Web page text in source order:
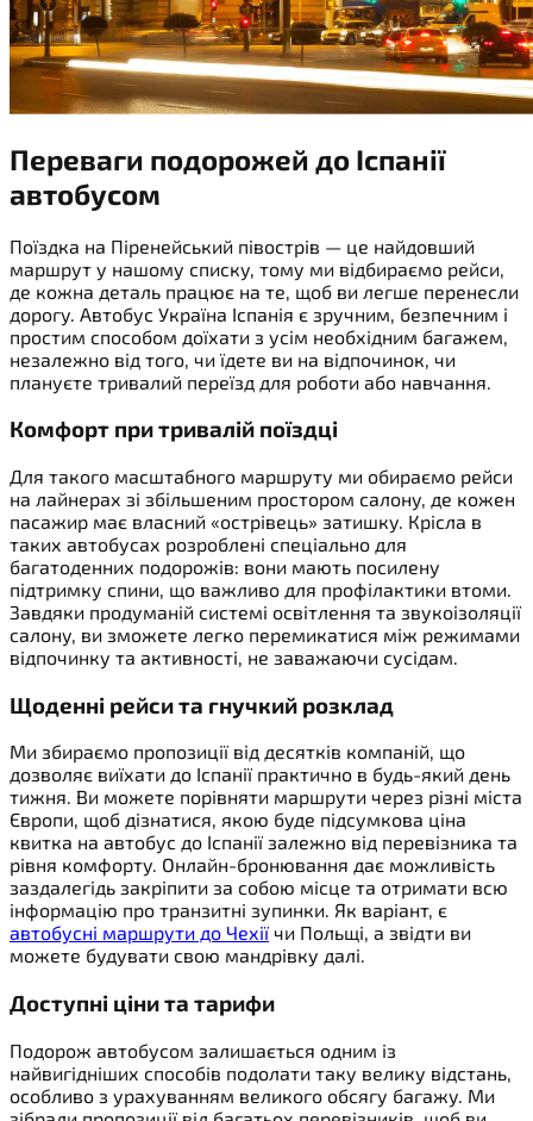
Переваги подорожей до Іспанії
автобусом
Поїздка на Піренейський півострів — це найдовший
маршрут у нашому списку, тому ми відбираємо рейси,
де кожна деталь працює на те, щоб ви легше перенесли
дорогу. Автобус Україна Іспанія є зручним, безпечним і
простим способом доїхати з усім необхідним багажем,
незалежно від того, чи їдете ви на відпочинок, чи
плануєте тривалий переїзд для роботи або навчання.
Комфорт при тривалій поїздці
Для такого масштабного маршруту ми обираємо рейси
на лайнерах зі збільшеним простором салону, де кожен
пасажир має власний «острівець» затишку. Крісла в
таких автобусах розроблені спеціально для
багатоденних подорожів: вони мають посилену
підтримку спини, що важливо для профілактики втоми.
Завдяки продуманій системі освітлення та звукоізоляції
салону, ви зможете легко перемикатися між режимами
відпочинку та активності, не заважаючи сусідам.
Щоденні рейси та гнучкий розклад
Ми збираємо пропозиції від десятків компаній, що
дозволяє виїхати до Іспанії практично в будь-який день
тижня. Ви можете порівняти маршрути через різні міста
Європи, щоб дізнатися, якою буде підсумкова ціна
квитка на автобус до Іспанії залежно від перевізника та
рівня комфорту. Онлайн-бронювання дає можливість
заздалегідь закріпити за собою місце та отримати всю
інформацію про транзитні зупинки. Як варіант, є
автобусні маршрути до Чехії чи Польщі, а звідти ви
можете будувати свою мандрівку далі.
Доступні ціни та тарифи
Подорож автобусом залишається одним із
найвигідніших способів подолати таку велику відстань,
особливо з урахуванням великого обсягу багажу. Ми